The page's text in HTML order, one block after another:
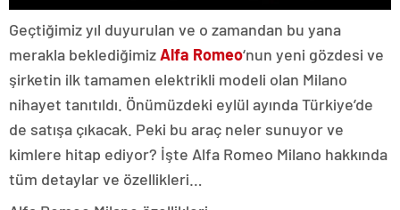
Geçtiğimiz yıl duyurulan ve o zamandan bu yana
merakla beklediğimizAlfa Romeo‘nun yeni gözdesi ve
şirketin ilk tamamen elektrikli modeli olan Milano
nihayet tanıtıldı. Önümüzdeki eylül ayında Türkiye’de
de satışa çıkacak. Peki bu araç neler sunuyor ve
kimlere hitap ediyor? İşte Alfa Romeo Milano hakkında
tüm detaylar ve özellikleri…